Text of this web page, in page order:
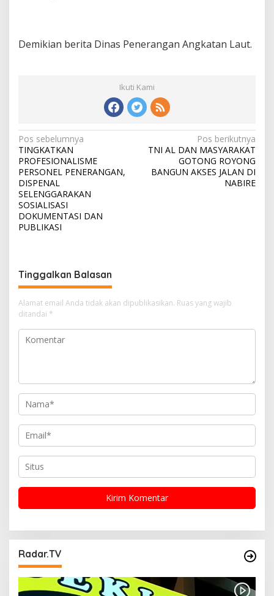
Demikian berita Dinas Penerangan Angkatan Laut.
Ikuti Kami
N
a
v
i
g
a
p
o
s
Pos sebelumnya
TINGKATKAN
PROFESIONALISME
PERSONEL PENERANGAN,
DISPENAL
SELENGGARAKAN
SOSIALISASI
DOKUMENTASI DAN
PUBLIKASI
Pos berikutnya
TNI AL DAN MASYARAKAT
GOTONG ROYONG
BANGUN AKSES JALAN DI
NABIRE
Tinggalkan Balasan
Alamat email Anda tidak akan dipublikasikan. Ruas yang wajib
ditandai *
Radar.TV